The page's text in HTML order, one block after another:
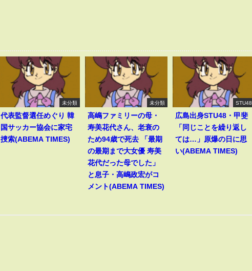
未分類
代表監督選任めぐり 韓
国サッカー協会に家宅
捜索(ABEMA TIMES)
未分類
高嶋ファミリーの母・
寿美花代さん、老衰の
ため94歳で死去 「最期
の最期まで大女優 寿美
花代だった母でした」
と息子・高嶋政宏がコ
メント(ABEMA TIMES)
STU48
広島出身STU48・甲斐
「同じことを繰り返し
ては…」原爆の日に思
い(ABEMA TIMES)